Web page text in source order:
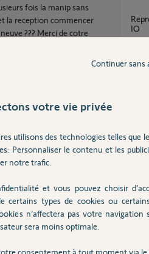
fois la manip sans
la reception commencer
??? Merci de cotre
Partager cette question
discussion
Reprogrammation télécommande Smoove
IO
les stores de ma pergola sont à
Comment récupérer clé IO pour
votre vie privée
utilisons des technologies telles que
Personnaliser le contenu et les
notre trafic.
et vous pouvez choisir
types de cookies ou
n’affectera pas votre navigation
sera moins optimale.
consentement à tout moment via le
Continuer sans